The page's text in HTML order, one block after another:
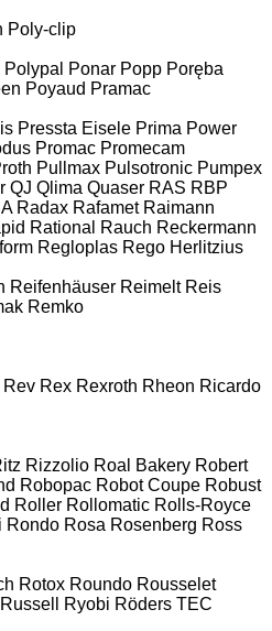
Poly-clip
Polypal Ponar Popp Poręba
Poyaud Pramac
Pressta Eisele Prima Power
Promac Promecam
Pullmax Pulsotronic Pumpex
QJ Qlima Quaser RAS RBP
Radax Rafamet Raimann
Rational Rauch Reckermann
Regloplas Rego Herlitzius
Reifenhäuser Reimelt Reis
Remko
Rev Rex Rexroth Rheon Ricardo
Rizzolio Roal Bakery Robert
Robopac Robot Coupe Robust
Roller Rollomatic Rolls-Royce
Rondo Rosa Rosenberg Ross
Rotox Roundo Rousselet
Russell Ryobi Röders TEC